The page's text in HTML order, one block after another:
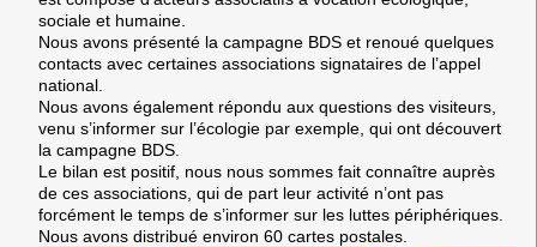
sociale et humaine.
Nous avons présenté la campagne BDS et renoué quelques
contacts avec certaines associations signataires de l’appel
national.
Nous avons également répondu aux questions des visiteurs,
venu s’informer sur l’écologie par exemple, qui ont découvert
la campagne BDS.
Le bilan est positif, nous nous sommes fait connaître auprès
de ces associations, qui de part leur activité n’ont pas
forcément le temps de s’informer sur les luttes périphériques.
Nous avons distribué environ 60 cartes postales.